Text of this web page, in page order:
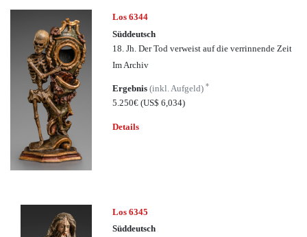
Los 6344
Süddeutsch
18. Jh. Der Tod verweist auf die verrinnende Zeit
Im Archiv
Ergebnis(inkl. Aufgeld)*
5.250€(US$ 6,034)
Details
Los 6345
Süddeutsch